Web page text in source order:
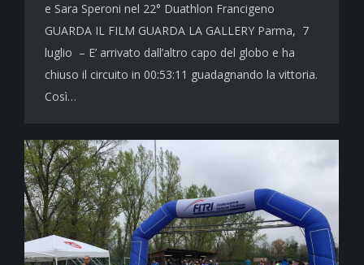
e Sara Speroni nel 22° Duathlon Francigeno
GUARDA IL FILM GUARDA LA GALLERY Parma, 7
luglio – E’ arrivato dall’altro capo del globo e ha
chiuso il circuito in 00:53:11 guadagnando la vittoria.
Così…